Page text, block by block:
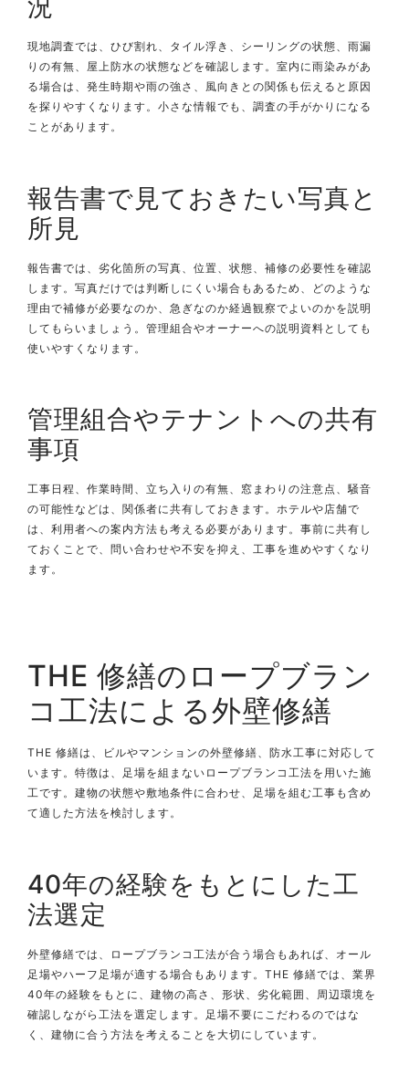
現地調査では、ひび割れ、タイル浮き、シーリングの状態、雨漏
りの有無、屋上防水の状態などを確認します。室内に雨染みがあ
る場合は、発生時期や雨の強さ、風向きとの関係も伝えると原因
を探りやすくなります。小さな情報でも、調査の手がかりになる
ことがあります。
報告書で見ておきたい写真と
所見
報告書では、劣化箇所の写真、位置、状態、補修の必要性を確認
します。写真だけでは判断しにくい場合もあるため、どのような
理由で補修が必要なのか、急ぎなのか経過観察でよいのかを説明
してもらいましょう。管理組合やオーナーへの説明資料としても
使いやすくなります。
管理組合やテナントへの共有
事項
工事日程、作業時間、立ち入りの有無、窓まわりの注意点、騒音
の可能性などは、関係者に共有しておきます。ホテルや店舗で
は、利用者への案内方法も考える必要があります。事前に共有し
ておくことで、問い合わせや不安を抑え、工事を進めやすくなり
ます。
THE 修繕のロープブラン
コ工法による外壁修繕
THE 修繕は、ビルやマンションの外壁修繕、防水工事に対応して
います。特徴は、足場を組まないロープブランコ工法を用いた施
工です。建物の状態や敷地条件に合わせ、足場を組む工事も含め
て適した方法を検討します。
40年の経験をもとにした工
法選定
外壁修繕では、ロープブランコ工法が合う場合もあれば、オール
足場やハーフ足場が適する場合もあります。THE 修繕では、業界
40年の経験をもとに、建物の高さ、形状、劣化範囲、周辺環境を
確認しながら工法を選定します。足場不要にこだわるのではな
く、建物に合う方法を考えることを大切にしています。